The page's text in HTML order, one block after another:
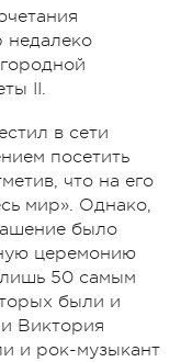
недалеко
II.
в сети
посетить
что на его
мир». Однако,
было
церемонию
50 самым
были и
Виктория
и рок-музыкант